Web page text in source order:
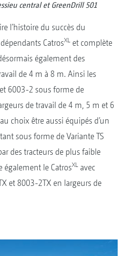
central et GreenDrill 501
l’histoire du succès du
CatrosXL et complète
également des
de 4 m à 8 m. Ainsi les
6003-2 sous forme de
de travail de 4 m, 5 m et 6
choix être aussi équipés d’un
sous forme de Variante TS
des tracteurs de plus faible
également le CatrosXL avec
et 8003-2TX en largeurs de